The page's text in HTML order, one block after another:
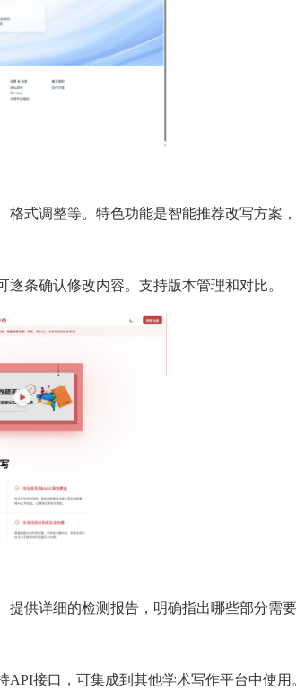
式调整等。特色功能是智能推荐改写方案
条确认修改内容。支持版本管理和对比。
供详细的检测报告，明确指出哪些部分需
接口，可集成到其他学术写作平台中使用